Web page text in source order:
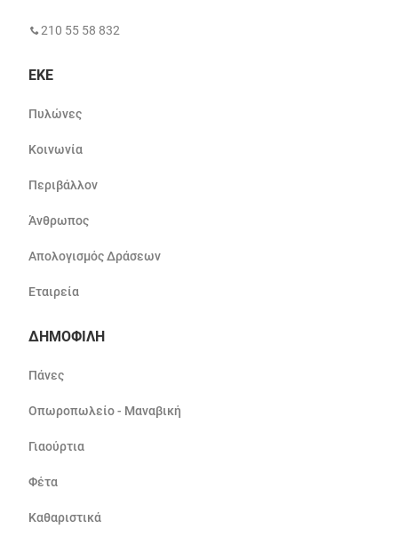
210 55 58 832
ΕΚΕ
Πυλώνες
Κοινωνία
Περιβάλλον
Άνθρωπος
Απολογισμός Δράσεων
Εταιρεία
ΔΗΜΟΦΙΛΗ
Πάνες
Οπωροπωλείο - Μαναβική
Γιαούρτια
Φέτα
Καθαριστικά